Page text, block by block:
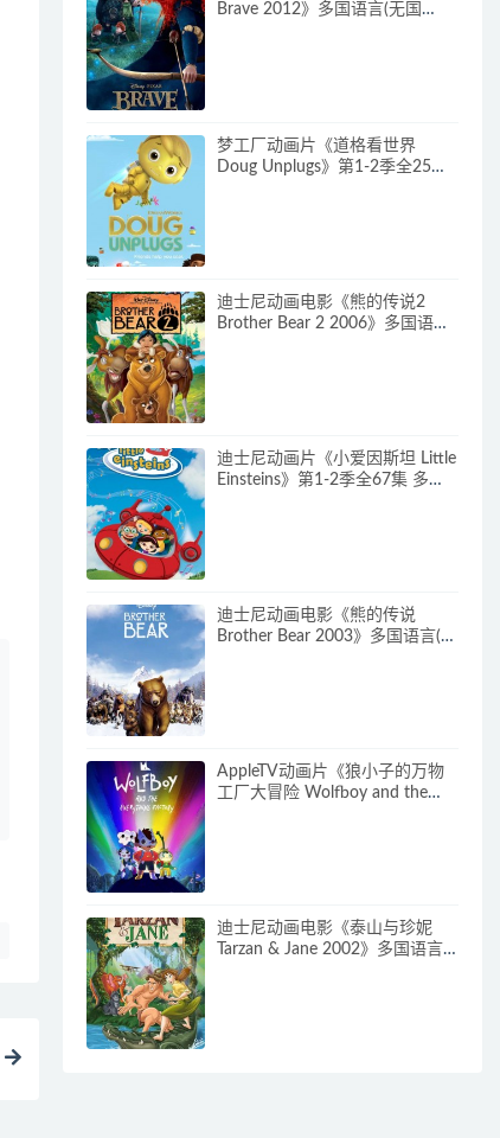
Brave 2012》多国语言(无国
梦工厂动画片《道格看世界
Doug Unplugs》第1-2季全25集
迪士尼动画电影《熊的传说2
Brother Bear 2 2006》多国语言
迪士尼动画片《小爱因斯坦 Little
Einsteins》第1-2季全67集 多国
迪士尼动画电影《熊的传说
Brother Bear 2003》多国语言(含
AppleTV动画片《狼小子的万物
工厂大冒险 Wolfboy and the
迪士尼动画电影《泰山与珍妮
Tarzan & Jane 2002》多国语言